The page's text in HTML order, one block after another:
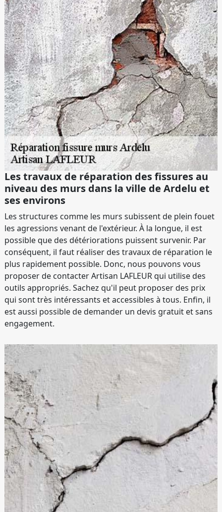
Les travaux de réparation des fissures au
niveau des murs dans la ville de Ardelu et
ses environs
Les structures comme les murs subissent de plein fouet
les agressions venant de l'extérieur. À la longue, il est
possible que des détériorations puissent survenir. Par
conséquent, il faut réaliser des travaux de réparation le
plus rapidement possible. Donc, nous pouvons vous
proposer de contacter Artisan LAFLEUR qui utilise des
outils appropriés. Sachez qu'il peut proposer des prix
qui sont très intéressants et accessibles à tous. Enfin, il
est aussi possible de demander un devis gratuit et sans
engagement.